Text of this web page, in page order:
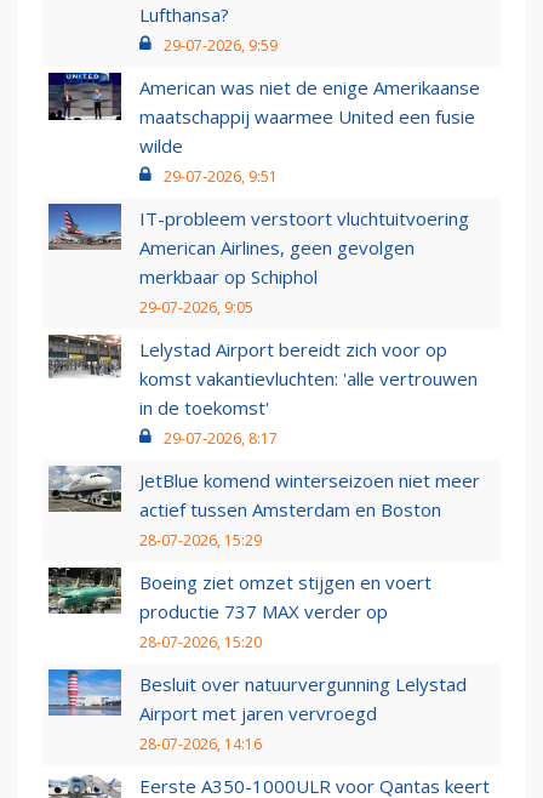
Lufthansa?
29-07-2026, 9:59
American was niet de enige Amerikaanse
maatschappij waarmee United een fusie
wilde
29-07-2026, 9:51
IT-probleem verstoort vluchtuitvoering
American Airlines, geen gevolgen
merkbaar op Schiphol
29-07-2026, 9:05
Lelystad Airport bereidt zich voor op
komst vakantievluchten: 'alle vertrouwen
in de toekomst'
29-07-2026, 8:17
JetBlue komend winterseizoen niet meer
actief tussen Amsterdam en Boston
28-07-2026, 15:29
Boeing ziet omzet stijgen en voert
productie 737 MAX verder op
28-07-2026, 15:20
Besluit over natuurvergunning Lelystad
Airport met jaren vervroegd
28-07-2026, 14:16
Eerste A350-1000ULR voor Qantas keert